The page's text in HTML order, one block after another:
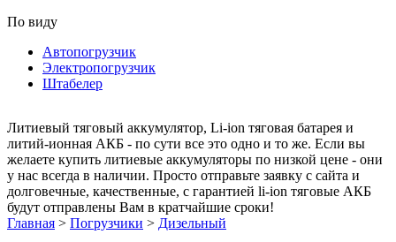
По виду
Автопогрузчик
Электропогрузчик
Штабелер
Литиевый тяговый аккумулятор, Li-ion тяговая батарея и
литий-ионная АКБ - по сути все это одно и то же. Если вы
желаете купить литиевые аккумуляторы по низкой цене - они
у нас всегда в наличии. Просто отправьте заявку с сайта и
долговечные, качественные, с гарантией li-ion тяговые АКБ
будут отправлены Вам в кратчайшие сроки!
Главная > Погрузчики > Дизельный